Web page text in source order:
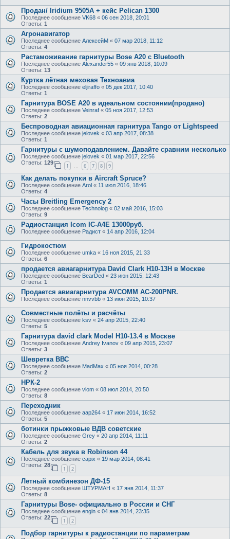
Продан/ Iridium 9505A + кейс Pelican 1300
Последнее сообщение VK68 « 06 сен 2018, 20:01
Ответы: 1
Агронавигатор
Последнее сообщение АлексейМ « 07 мар 2018, 11:12
Ответы: 4
Растаможивание гарнитуры Bose A20 с Bluetooth
Последнее сообщение Alexander55 « 09 янв 2018, 10:09
Ответы: 13
Куртка лётная меховая Техноавиа
Последнее сообщение eljiraffo « 05 дек 2017, 10:40
Ответы: 1
Гарнитура BOSE A20 в идеальном состоянии(продано)
Последнее сообщение Veinraf « 05 ноя 2017, 12:53
Ответы: 2
Беспроводная авиационная гарнитура Tango от Lightspeed
Последнее сообщение jelovek « 03 апр 2017, 08:38
Ответы: 1
Гарнитуры с шумоподавлением. Давайте сравним несколько
Последнее сообщение jelovek « 01 мар 2017, 22:56
Ответы: 129
1 6 7 8 9
Как делать покупки в Aircraft Spruce?
Последнее сообщение Arol « 11 июл 2016, 18:46
Ответы: 4
Часы Breitling Emergency 2
Последнее сообщение Technolog « 02 май 2016, 15:03
Ответы: 9
Радиостанция Icom IC-A4E 13000руб.
Последнее сообщение Радист « 14 апр 2016, 12:04
Гидрокостюм
Последнее сообщение umka « 16 ноя 2015, 21:33
Ответы: 6
продается авиагарнитура David Clark H10-13H в Москве
Последнее сообщение BearDed « 23 июн 2015, 12:43
Ответы: 1
Продается авиагарнитура AVCOMM AC-200PNR.
Последнее сообщение nnvvbb « 13 июн 2015, 10:37
Совместные полёты и расчёты
Последнее сообщение ksv « 24 апр 2015, 22:40
Ответы: 5
Гарнитура david clark Model H10-13.4 в Москве
Последнее сообщение Andrey Ivanov « 09 апр 2015, 23:07
Ответы: 3
Шевретка ВВС
Последнее сообщение MadMax « 05 ноя 2014, 00:28
Ответы: 2
НРК-2
Последнее сообщение vlom « 08 июл 2014, 20:50
Ответы: 8
Переходник
Последнее сообщение aap264 « 17 июн 2014, 16:52
Ответы: 5
ботинки прыжковые ВДВ советские
Последнее сообщение Grey « 20 апр 2014, 11:11
Ответы: 2
Кабель для звука в Robinson 44
Последнее сообщение capix « 19 мар 2014, 08:41
Ответы: 28
1 2
Летный комбинезон ДФ-15
Последнее сообщение ШТУРМАН « 17 янв 2014, 11:37
Ответы: 8
Гарнитуры Bose- официально в России и СНГ
Последнее сообщение engin « 04 янв 2014, 23:35
Ответы: 22
1 2
Подбор гарнитуры к радиостанции по параметрам